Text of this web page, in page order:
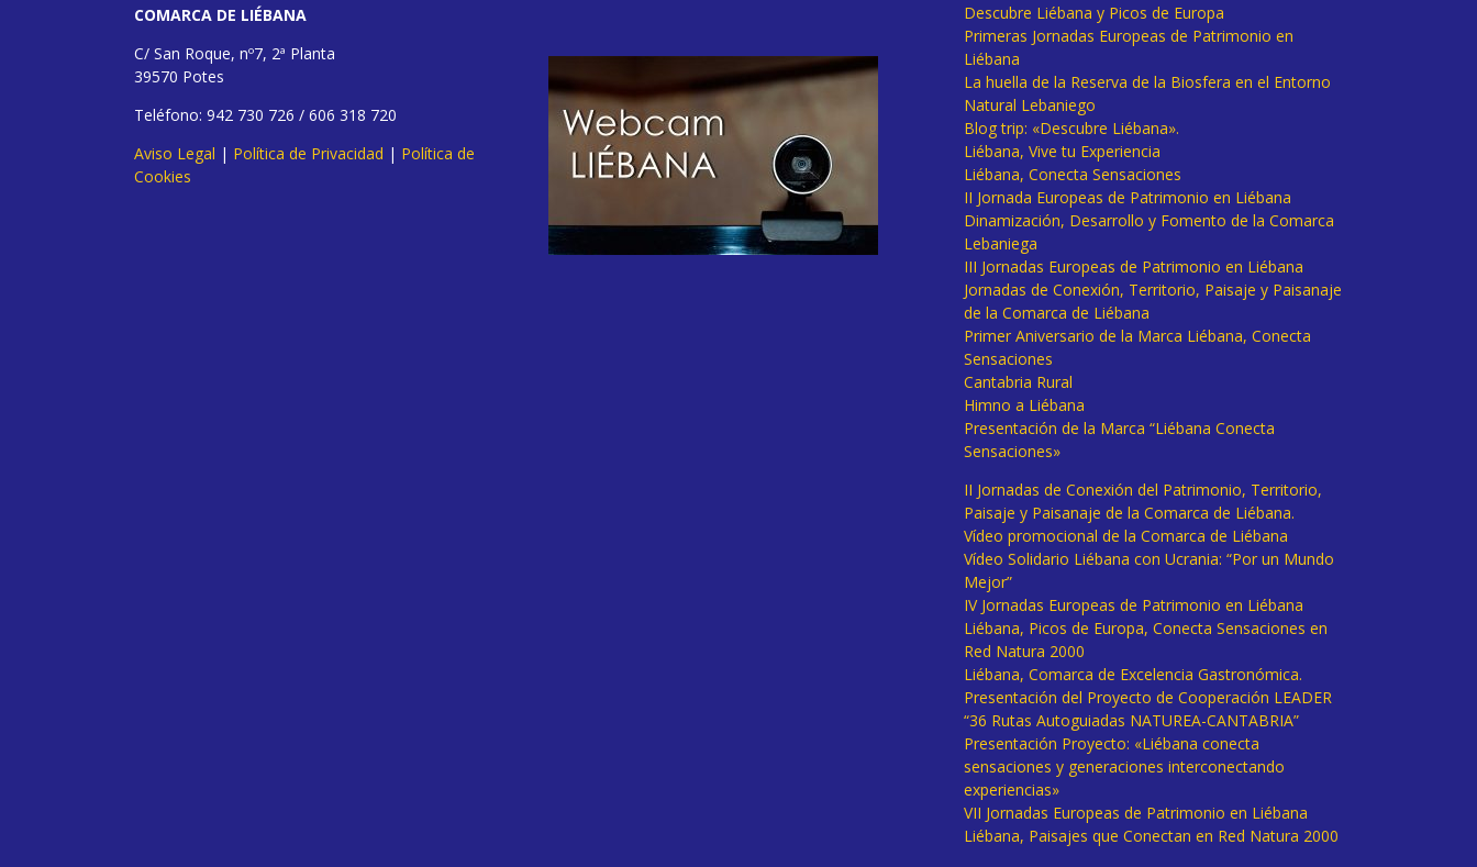
COMARCA DE LIÉBANA
C/ San Roque, nº7, 2ª Planta
39570 Potes
Teléfono: 942 730 726 / 606 318 720
Aviso Legal | Política de Privacidad | Política de
Cookies
Descubre Liébana y Picos de Europa
Primeras Jornadas Europeas de Patrimonio en
Liébana
La huella de la Reserva de la Biosfera en el Entorno
Natural Lebaniego
Blog trip: «Descubre Liébana».
Liébana, Vive tu Experiencia
Liébana, Conecta Sensaciones
II Jornada Europeas de Patrimonio en Liébana
Dinamización, Desarrollo y Fomento de la Comarca
Lebaniega
III Jornadas Europeas de Patrimonio en Liébana
Jornadas de Conexión, Territorio, Paisaje y Paisanaje
de la Comarca de Liébana
Primer Aniversario de la Marca Liébana, Conecta
Sensaciones
Cantabria Rural
Himno a Liébana
Presentación de la Marca “Liébana Conecta
Sensaciones»
II Jornadas de Conexión del Patrimonio, Territorio,
Paisaje y Paisanaje de la Comarca de Liébana.
Vídeo promocional de la Comarca de Liébana
Vídeo Solidario Liébana con Ucrania: “Por un Mundo
Mejor”
IV Jornadas Europeas de Patrimonio en Liébana
Liébana, Picos de Europa, Conecta Sensaciones en
Red Natura 2000
Liébana, Comarca de Excelencia Gastronómica.
Presentación del Proyecto de Cooperación LEADER
“36 Rutas Autoguiadas NATUREA-CANTABRIA”
Presentación Proyecto: «Liébana conecta
sensaciones y generaciones interconectando
experiencias»
VII Jornadas Europeas de Patrimonio en Liébana
Liébana, Paisajes que Conectan en Red Natura 2000